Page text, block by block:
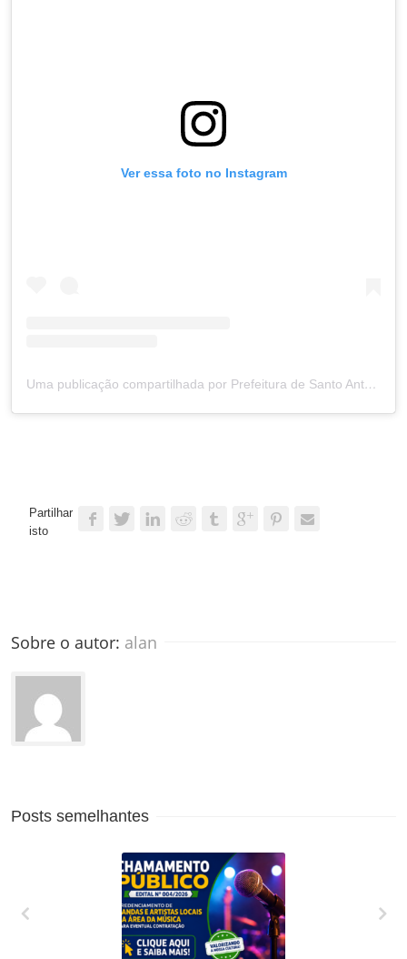
Ver essa foto no Instagram
Uma publicação compartilhada por Prefeitura de Santo Antônio (@prefsantoantonio)
Partilhar
isto
Sobre o autor: alan
Posts semelhantes